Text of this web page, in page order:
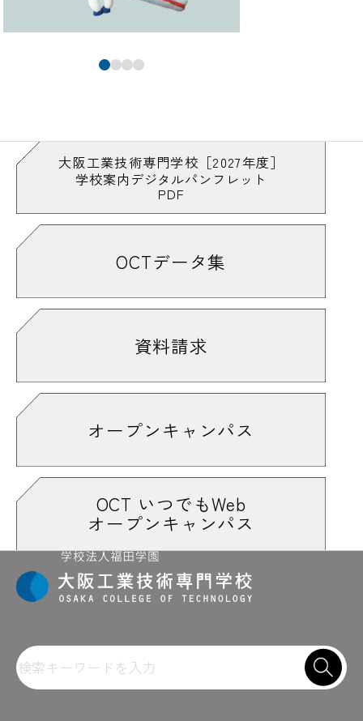
大阪工業技術専門学校［2027年度］
学校案内デジタルパンフレット
PDF
OCTデータ集
資料請求
オープンキャンパス
OCT いつでもWeb
オープンキャンパス